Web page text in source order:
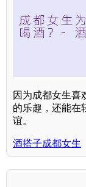
因为成都女生喜
的乐趣，还能在
谊。
酒搭子成都女生